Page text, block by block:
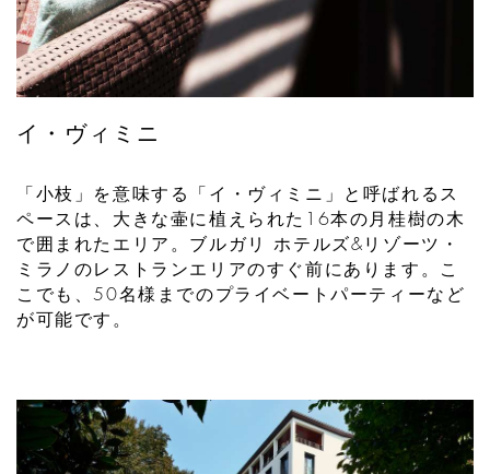
イ・ヴィミニ
「小枝」を意味する「イ・ヴィミニ」と呼ばれるス
ペースは、大きな壷に植えられた16本の月桂樹の木
で囲まれたエリア。ブルガリ ホテルズ&リゾーツ・
ミラノのレストランエリアのすぐ前にあります。こ
こでも、50名様までのプライベートパーティーなど
が可能です。